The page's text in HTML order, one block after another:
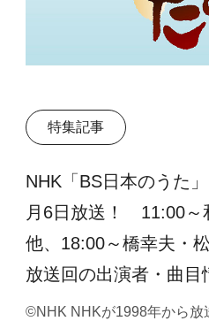
特集記事
NHK「BS日本のうた
月6日放送！ 11:00～
他、18:00～橋幸夫・
放送回の出演者・曲目
©NHK NHKが1998年から放